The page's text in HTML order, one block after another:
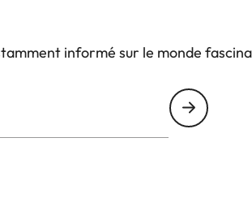
informé sur le monde